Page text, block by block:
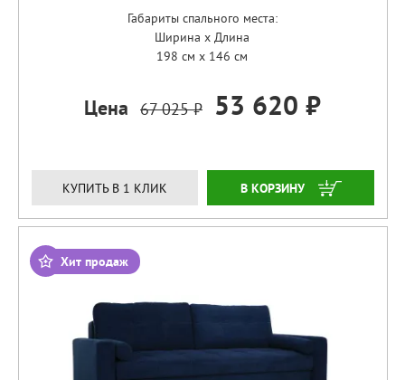
Габариты спального места:
Ширина x Длина
198 см x 146 см
Цена 67 025 ₽ 53 620 ₽
КУПИТЬ В 1 КЛИК ЗАКАЗАТЬ
Хит продаж